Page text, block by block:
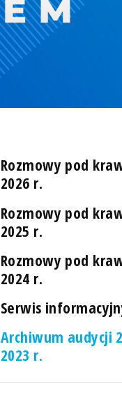
Rozmowy pod
2026 r.
Rozmowy pod
2025 r.
Rozmowy pod
2024 r.
Serwis
Archiwum audycji
2023 r.